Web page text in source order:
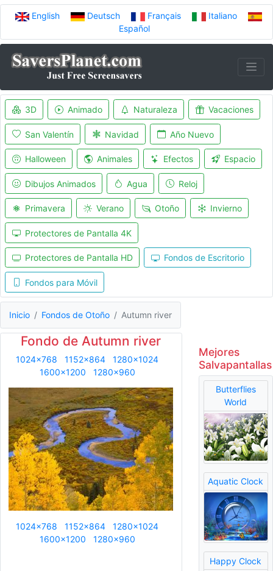
English Deutsch Français
Italiano
Español
3D Animado Naturaleza Vacaciones
San Valentín Navidad Año Nuevo
Halloween Animales Efectos Espacio
Dibujos Animados Agua Reloj
Primavera Verano Otoño Invierno
Protectores de Pantalla 4K
Protectores de Pantalla HD Fondos de Escritorio
Fondos para Móvil
Inicio Fondos de Otoño Autumn river
Fondo de Autumn river
1024x768 1152x864
1280x1024
1600x1200
1280x960
1024x768 1152x864
1280x1024
1600x1200
1280x960
Mejores
Salvapantallas
Butterflies
World
Aquatic Clock
Happy Clock